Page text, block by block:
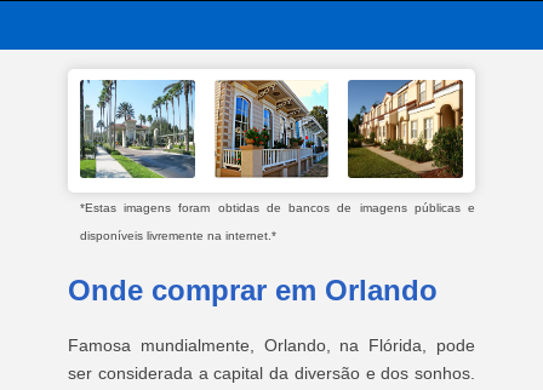
*Estas imagens foram obtidas de bancos de imagens públicas e
disponíveis livremente na internet.*
Onde comprar em Orlando
Famosa mundialmente, Orlando, na Flórida, pode
ser considerada a capital da diversão e dos sonhos.